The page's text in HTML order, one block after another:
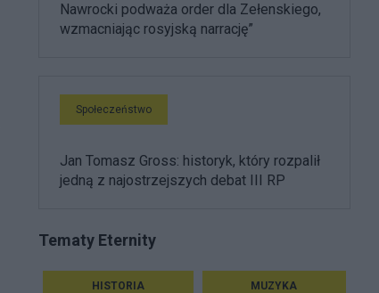
Nawrocki podważa order dla Zełenskiego,
wzmacniając rosyjską narrację”
Społeczeństwo
Jan Tomasz Gross: historyk, który rozpalił
jedną z najostrzejszych debat III RP
Tematy Eternity
HISTORIA MUZYKA